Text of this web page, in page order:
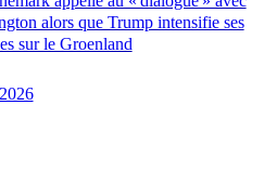
alors que Trump intensifie ses
sur le Groenland